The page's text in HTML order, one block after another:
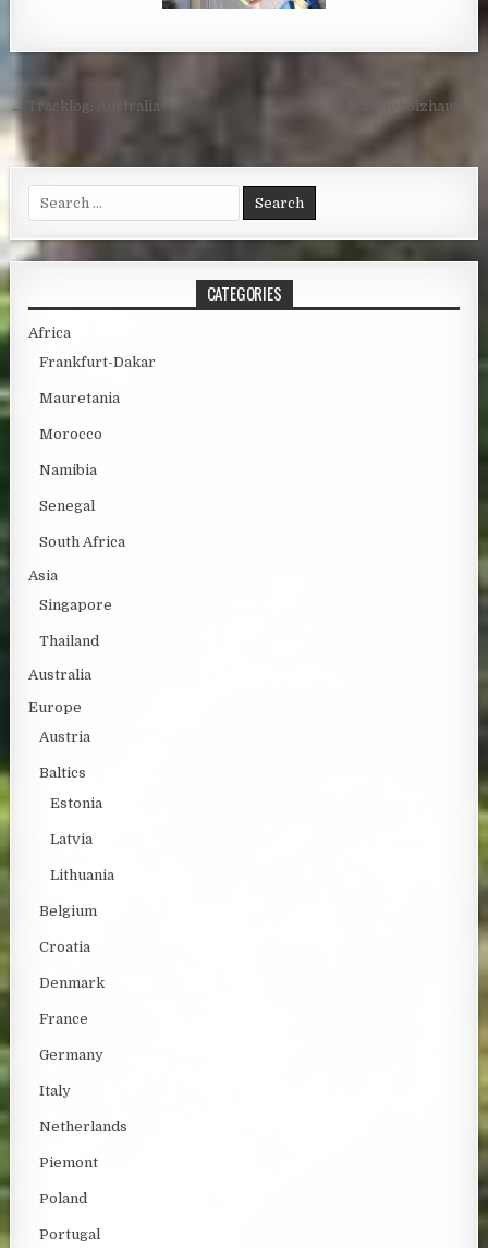
Post navigation
← Tracklog: Australia Massivholzhaus →
Search for:
CATEGORIES
Africa
Frankfurt-Dakar
Mauretania
Morocco
Namibia
Senegal
South Africa
Asia
Singapore
Thailand
Australia
Europe
Austria
Baltics
Estonia
Latvia
Lithuania
Belgium
Croatia
Denmark
France
Germany
Italy
Netherlands
Piemont
Poland
Portugal